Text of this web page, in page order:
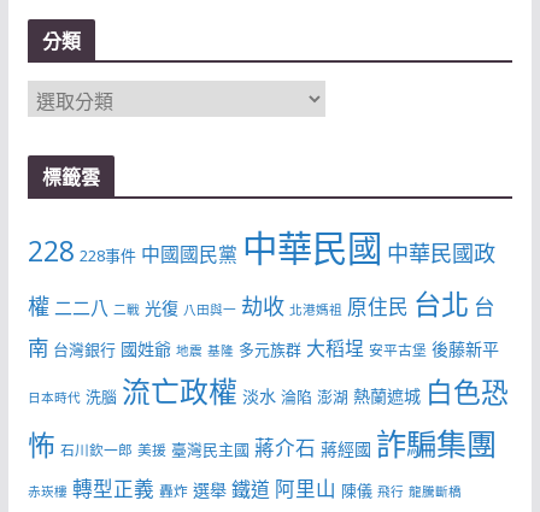
分類
分
類
標籤雲
228 228事件 中國國民黨 中華民國 中華民國政
權 二二八 二戰 光復 八田與一 劫收 北港媽祖 原住民 台北 台
南 台灣銀行 國姓爺 地震 基隆 多元族群 大稻埕 安平古堡 後藤新平
日本時代 洗腦 流亡政權 淡水 淪陷 澎湖 熱蘭遮城 白色恐
怖 石川欽一郎 美援 臺灣民主國 蔣介石 蔣經國 詐騙集團
赤崁樓 轉型正義 轟炸 選舉 鐵道 阿里山 陳儀 飛行 龍騰斷橋